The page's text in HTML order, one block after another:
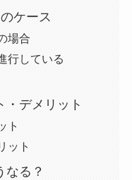
ケース
場合
行している
・デメリット
ト
ット
なる？